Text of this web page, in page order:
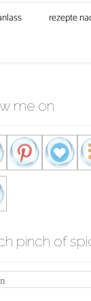
rezepte
me on
pinch of